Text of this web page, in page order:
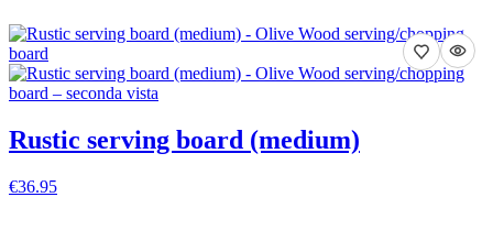
Rustic serving board (medium)
€36.95